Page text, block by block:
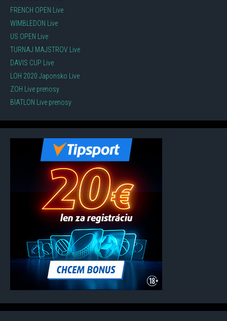
FRENCH OPEN Live
WIMBLEDON Live
US OPEN Live
TURNAJ MAJSTROV Live
DAVIS CUP Live
LOH 2020 Japonsko Live
ZOH Live prenosy
BIATLON Live prenosy